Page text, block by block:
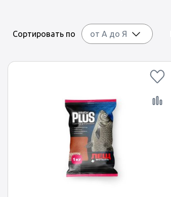
Сортировать по от А до Я